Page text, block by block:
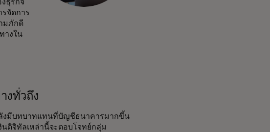
ธุรกิจ
รจัดการ
มภักดี
างใน
งทั่วถึง
ลังมีบทบาทแทนที่บัญชีธนาคารมากขึ้น
นดิจิทัลเหล่านี้จะตอบโจทย์กลุ่ม